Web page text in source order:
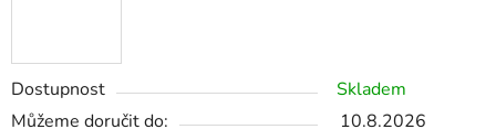
Dostupnost
Skladem
Můžeme doručit do:
10.8.2026